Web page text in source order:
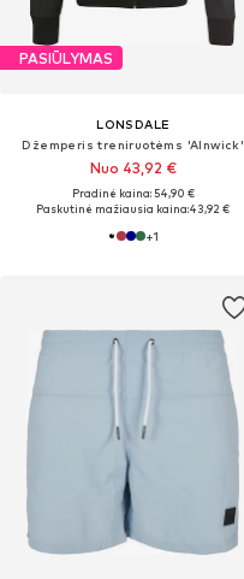
PASIŪLYMAS
LONSDALE
Džemperis treniruotėms 'Alnwick'
Nuo 43,92 €
Pradinė kaina: 54,90 €
Paskutinė mažiausia kaina:43,92 €
+1